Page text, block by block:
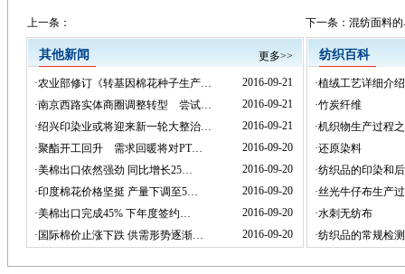
上一条： 下一条： 混纺面料
其他新闻 更多>>
·农业部修订《转基因棉花种子生产…
2016-09-21
·南京西路实体商圈调整转型 尝试…
2016-09-21
·绍兴印染业或将迎来新一轮大整治…
2016-09-21
·聚酯开工回升 需求回暖将对PT…
2016-09-20
·美棉出口依然强劲 同比增长25…
2016-09-20
·印度棉花价格坚挺 产量下调至5…
2016-09-20
·美棉出口完成45% 下年度签约…
2016-09-20
· 国际棉价止涨下跌 供需形势逐渐… 2016-09-20
纺织百科
·植绒工艺详细介绍
·竹炭纤维
·机织物生产过程
·还原染料
·纺织品的印染和
·丝光牛仔布生产
·水刺无纺布
·纺织品的常规检